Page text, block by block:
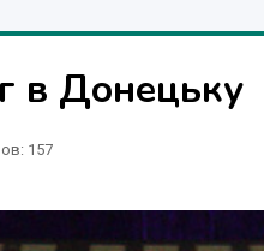
в Донецьку
: 157